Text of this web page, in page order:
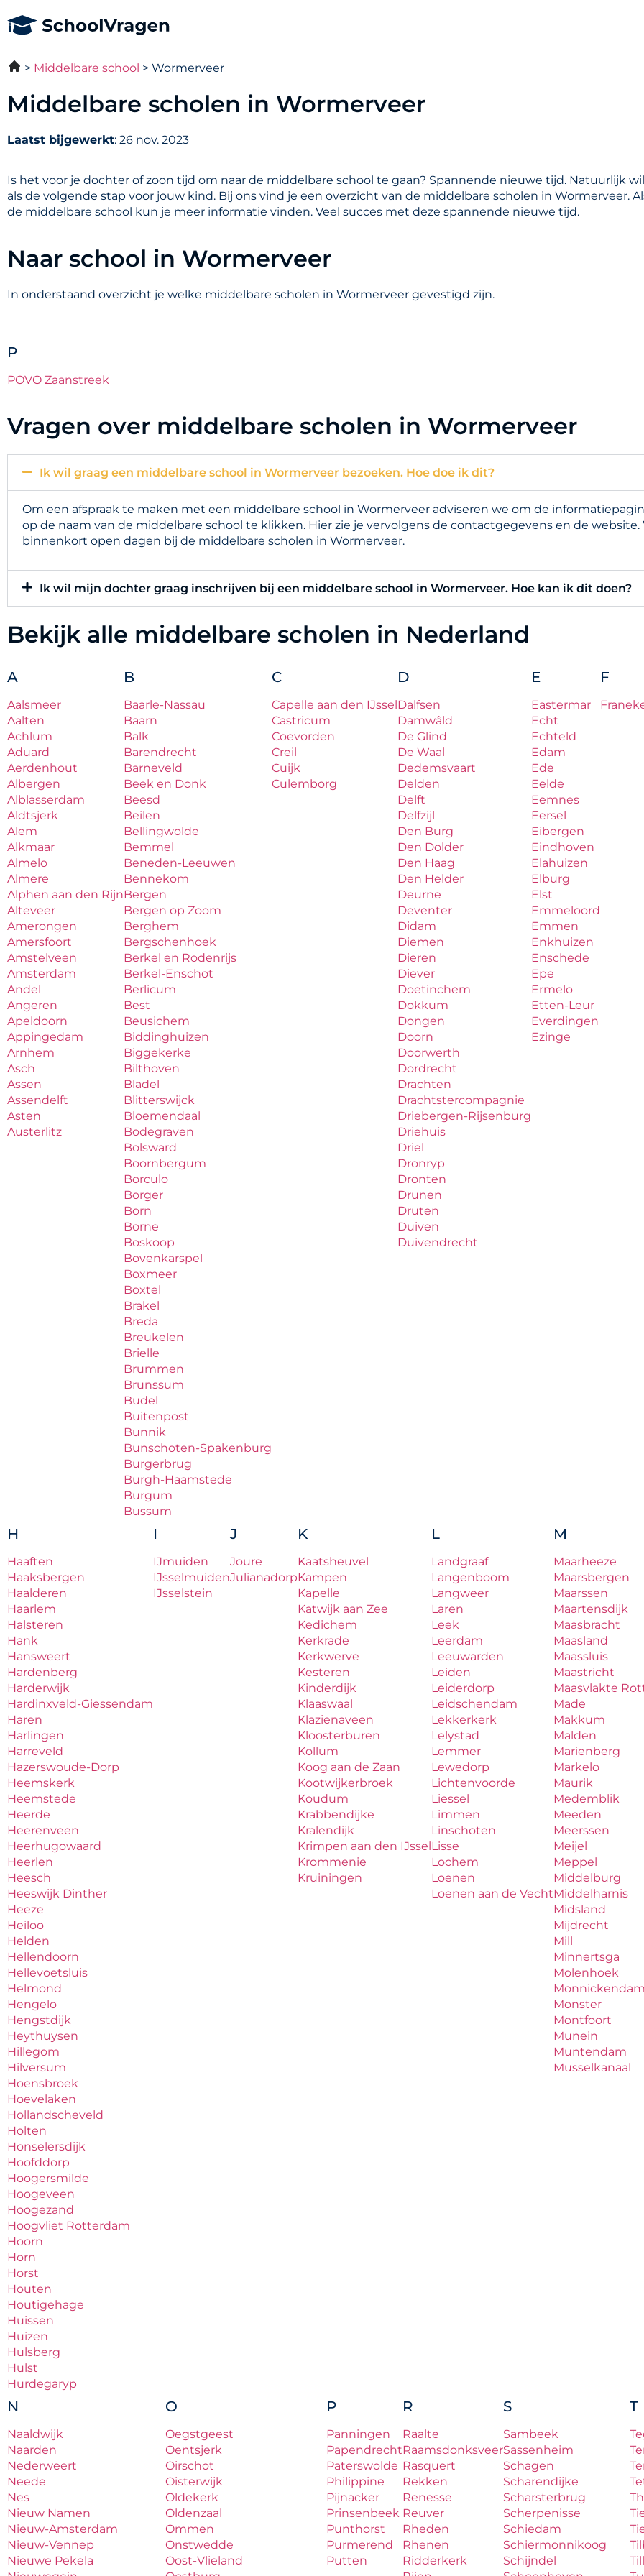
Middelbare school Wormerveer
Middelbare scholen in Wormerveer
Laatst bijgewerkt: 26 nov. 2023
Is het voor je dochter of zoon tijd om naar de middelbare school te gaan? Spannende nieuwe tijd. Natuurlijk
als de volgende stap voor jouw kind. Bij ons vind je een overzicht van de middelbare scholen in Wormerveer.
de middelbare school kun je meer informatie vinden. Veel succes met deze spannende nieuwe tijd.
Naar school in Wormerveer
In onderstaand overzicht je welke middelbare scholen in Wormerveer gevestigd zijn.
P
POVO Zaanstreek
Vragen over middelbare scholen in Wormerveer
Ik wil graag een middelbare school in Wormerveer bezoeken. Hoe doe ik dit?
Om een afspraak te maken met een middelbare school in Wormerveer adviseren we om de
op de naam van de middelbare school te klikken. Hier zie je vervolgens de contactgegevens en de
binnenkort open dagen bij de middelbare scholen in Wormerveer.
Ik wil mijn dochter graag inschrijven bij een middelbare school in Wormerveer. Hoe kan ik dit doen?
Bekijk alle middelbare scholen in Nederland
A
Aalsmeer
Aalten
Achlum
Aduard
Aerdenhout
Albergen
Alblasserdam
Aldtsjerk
Alem
Alkmaar
Almelo
Almere
Alphen aan den Rijn
Alteveer
Amerongen
Amersfoort
Amstelveen
Amsterdam
Andel
Angeren
Apeldoorn
Appingedam
Arnhem
Asch
Assen
Assendelft
Asten
Austerlitz
B
Baarle-Nassau
Baarn
Balk
Barendrecht
Barneveld
Beek en Donk
Beesd
Beilen
Bellingwolde
Bemmel
Beneden-Leeuwen
Bennekom
Bergen
Bergen op Zoom
Berghem
Bergschenhoek
Berkel en Rodenrijs
Berkel-Enschot
Berlicum
Best
Beusichem
Biddinghuizen
Biggekerke
Bilthoven
Bladel
Blitterswijck
Bloemendaal
Bodegraven
Bolsward
Boornbergum
Borculo
Borger
Born
Borne
Boskoop
Bovenkarspel
Boxmeer
Boxtel
Brakel
Breda
Breukelen
Brielle
Brummen
Brunssum
Budel
Buitenpost
Bunnik
Bunschoten-Spakenburg
Burgerbrug
Burgh-Haamstede
Burgum
Bussum
C
Capelle aan den IJssel
Castricum
Coevorden
Creil
Cuijk
Culemborg
D
Dalfsen
Damwâld
De Glind
De Waal
Dedemsvaart
Delden
Delft
Delfzijl
Den Burg
Den Dolder
Den Haag
Den Helder
Deurne
Deventer
Didam
Diemen
Dieren
Diever
Doetinchem
Dokkum
Dongen
Doorn
Doorwerth
Dordrecht
Drachten
Drachtstercompagnie
Driebergen-Rijsenburg
Driehuis
Driel
Dronryp
Dronten
Drunen
Druten
Duiven
Duivendrecht
E
Eastermar
Echt
Echteld
Edam
Ede
Eelde
Eemnes
Eersel
Eibergen
Eindhoven
Elahuizen
Elburg
Elst
Emmeloord
Emmen
Enkhuizen
Enschede
Epe
Ermelo
Etten-Leur
Everdingen
Ezinge
F
H
Haaften
Haaksbergen
Haalderen
Haarlem
Halsteren
Hank
Hansweert
Hardenberg
Harderwijk
Hardinxveld-Giessendam
Haren
Harlingen
Harreveld
Hazerswoude-Dorp
Heemskerk
Heemstede
Heerde
Heerenveen
Heerhugowaard
Heerlen
Heesch
Heeswijk Dinther
Heeze
Heiloo
Helden
Hellendoorn
Hellevoetsluis
Helmond
Hengelo
Hengstdijk
Heythuysen
Hillegom
Hilversum
Hoensbroek
Hoevelaken
Hollandscheveld
Holten
Honselersdijk
Hoofddorp
Hoogersmilde
Hoogeveen
Hoogezand
Hoogvliet Rotterdam
Hoorn
Horn
Horst
Houten
Houtigehage
Huissen
Huizen
Hulsberg
Hulst
Hurdegaryp
I
IJmuiden
IJsselmuiden
IJsselstein
J
Joure
Julianadorp
K
Kaatsheuvel
Kampen
Kapelle
Katwijk aan Zee
Kedichem
Kerkrade
Kerkwerve
Kesteren
Kinderdijk
Klaaswaal
Klazienaveen
Kloosterburen
Kollum
Koog aan de Zaan
Kootwijkerbroek
Koudum
Krabbendijke
Kralendijk
Krimpen aan den IJssel
Krommenie
Kruiningen
L
Landgraaf
Langenboom
Langweer
Laren
Leek
Leerdam
Leeuwarden
Leiden
Leiderdorp
Leidschendam
Lekkerkerk
Lelystad
Lemmer
Lewedorp
Lichtenvoorde
Liessel
Limmen
Linschoten
Lisse
Lochem
Loenen
Loenen aan de Vecht
M
Maarheeze
Maarsbergen
Maarssen
Maartensdijk
Maasbracht
Maasland
Maassluis
Maastricht
Maasvlakte
Made
Makkum
Malden
Marienberg
Markelo
Maurik
Medemblik
Meeden
Meerssen
Meijel
Meppel
Middelburg
Middelharnis
Midsland
Mijdrecht
Mill
Minnertsga
Molenhoek
Monnickendam
Monster
Montfoort
Munein
Muntendam
Musselkanaal
N
Naaldwijk
Naarden
Nederweert
Neede
Nes
Nieuw Namen
Nieuw-Amsterdam
Nieuw-Vennep
Nieuwe Pekela
O
Oegstgeest
Oentsjerk
Oirschot
Oisterwijk
Oldekerk
Oldenzaal
Ommen
Onstwedde
Oost-Vlieland
P
Panningen
Papendrecht
Paterswolde
Philippine
Pijnacker
Prinsenbeek
Punthorst
Purmerend
Putten
R
Raalte
Raamsdonksveer
Rasquert
Rekken
Renesse
Reuver
Rheden
Rhenen
Ridderkerk
S
Sambeek
Sassenheim
Schagen
Scharendijke
Scharsterbrug
Scherpenisse
Schiedam
Schiermonnikoog
Schijndel
T